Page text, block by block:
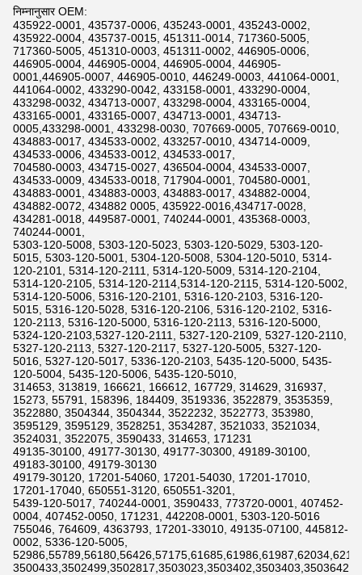
निम्नानुसार OEM:
435922-0001, 435737-0006, 435243-0001, 435243-0002,
435922-0004, 435737-0015, 451311-0014, 717360-5005,
717360-5005, 451310-0003, 451311-0002, 446905-0006,
446905-0004, 446905-0004, 446905-0004, 446905-
0001,446905-0007, 446905-0010, 446249-0003, 441064-0001,
441064-0002, 433290-0042, 433158-0001, 433290-0004,
433298-0032, 434713-0007, 433298-0004, 433165-0004,
433165-0001, 433165-0007, 434713-0001, 434713-
0005,433298-0001, 433298-0030, 707669-0005, 707669-0010,
434883-0017, 434533-0002, 433257-0010, 434714-0009,
434533-0006, 434533-0012, 434533-0017,
704580-0003, 434715-0027, 436504-0004, 434533-0007,
434533-0009, 434533-0018, 717904-0001, 704580-0001,
434883-0001, 434883-0003, 434883-0017, 434882-0004,
434882-0072, 434882 0005, 435922-0016,434717-0028,
434281-0018, 449587-0001, 740244-0001, 435368-0003,
740244-0001,
5303-120-5008, 5303-120-5023, 5303-120-5029, 5303-120-
5015, 5303-120-5001, 5304-120-5008, 5304-120-5010, 5314-
120-2101, 5314-120-2111, 5314-120-5009, 5314-120-2104,
5314-120-2105, 5314-120-2114,5314-120-2115, 5314-120-5002,
5314-120-5006, 5316-120-2101, 5316-120-2103, 5316-120-
5015, 5316-120-5028, 5316-120-2106, 5316-120-2102, 5316-
120-2113, 5316-120-5000, 5316-120-2113, 5316-120-5000,
5324-120-2103,5327-120-2111, 5327-120-2109, 5327-120-2110,
5327-120-2113, 5327-120-2117, 5327-120-5005, 5327-120-
5016, 5327-120-5017, 5336-120-2103, 5435-120-5000, 5435-
120-5004, 5435-120-5006, 5435-120-5010,
314653, 313819, 166621, 166612, 167729, 314629, 316937,
15273, 55791, 158396, 184409, 3519336, 3522879, 3535359,
3522880, 3504344, 3504344, 3522232, 3522773, 353980,
3595129, 3595129, 3528251, 3534287, 3521033, 3521034,
3524031, 3522075, 3590433, 314653, 171231
49135-30100, 49177-30130, 49177-30300, 49189-30100,
49183-30100, 49179-30130
49179-30120, 17201-54060, 17201-54030, 17201-17010,
17201-17040, 650551-3120, 650551-3201,
5439-120-5017, 740244-0001, 3590433, 773720-0001, 407452-
0004, 407452-0050, 171231, 442208-0001, 5303-120-5016
755046, 764609, 4363793, 17201-33010, 49135-07100, 445812-
0002, 5336-120-5005,